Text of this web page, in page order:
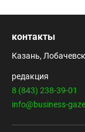
контакты
Казань,
редакция
8 (843) 238-39-01
info@business-